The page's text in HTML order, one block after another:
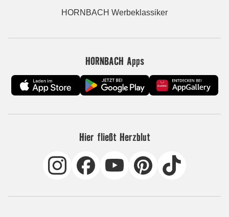
HORNBACH Werbeklassiker
HORNBACH Apps
Hier fließt Herzblut